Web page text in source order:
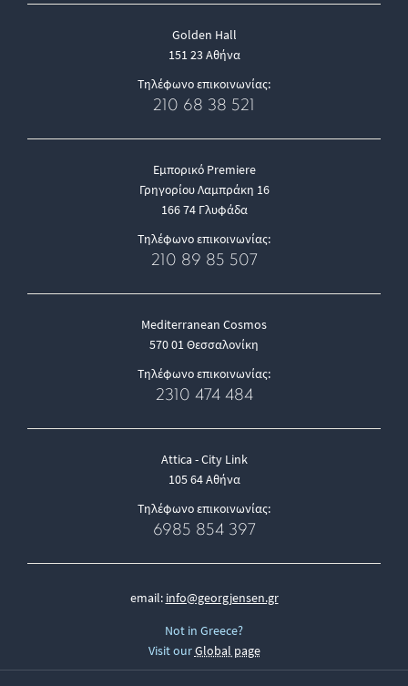
Golden Hall
151 23 Αθήνα
Τηλέφωνο επικοινωνίας:
210 68 38 521
Εμπορικό Premiere
Γρηγορίου Λαμπράκη 16
166 74 Γλυφάδα
Τηλέφωνο επικοινωνίας:
210 89 85 507
Mediterranean Cosmos
570 01 Θεσσαλονίκη
Τηλέφωνο επικοινωνίας:
2310 474 484
Attica - City Link
105 64 Αθήνα
Τηλέφωνο επικοινωνίας:
6985 854 397
email: info@georgjensen.gr
Not in Greece?
Visit ourGlobal page